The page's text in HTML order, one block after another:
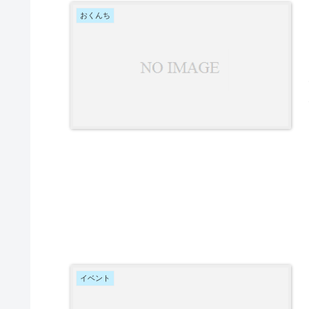
おくんち
イベント